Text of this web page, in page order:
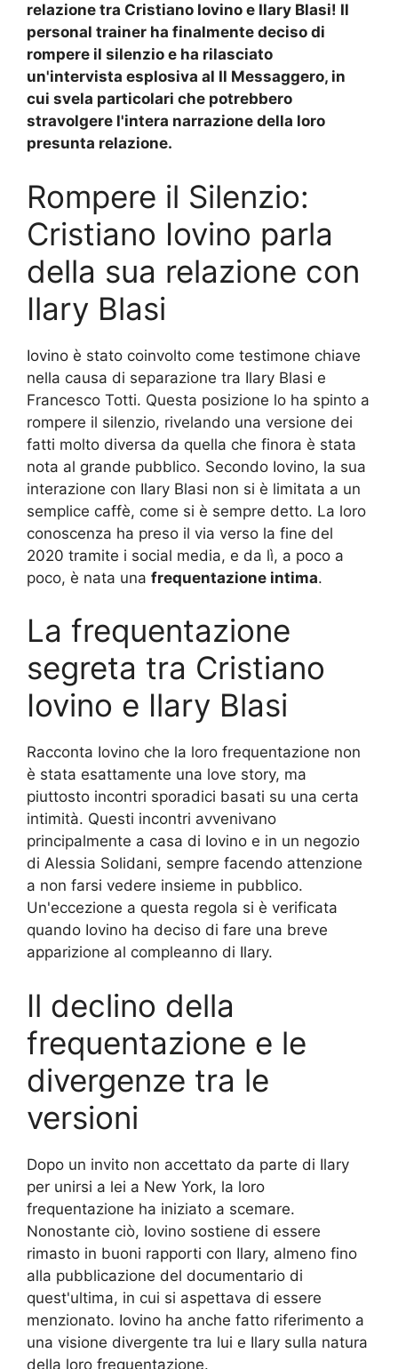
relazione tra Cristiano Iovino e Ilary Blasi! Il
personal trainer ha finalmente deciso di
rompere il silenzio e ha rilasciato
un'intervista esplosiva al Il Messaggero, in
cui svela particolari che potrebbero
stravolgere l'intera narrazione della loro
presunta relazione.
Rompere il Silenzio:
Cristiano Iovino parla
della sua relazione con
Ilary Blasi
Iovino è stato coinvolto come testimone chiave
nella causa di separazione tra Ilary Blasi e
Francesco Totti. Questa posizione lo ha spinto a
rompere il silenzio, rivelando una versione dei
fatti molto diversa da quella che finora è stata
nota al grande pubblico. Secondo Iovino, la sua
interazione con Ilary Blasi non si è limitata a un
semplice caffè, come si è sempre detto. La loro
conoscenza ha preso il via verso la fine del
2020 tramite i social media, e da lì, a poco a
poco, è nata una frequentazione intima.
La frequentazione
segreta tra Cristiano
Iovino e Ilary Blasi
Racconta Iovino che la loro frequentazione non
è stata esattamente una love story, ma
piuttosto incontri sporadici basati su una certa
intimità. Questi incontri avvenivano
principalmente a casa di Iovino e in un negozio
di Alessia Solidani, sempre facendo attenzione
a non farsi vedere insieme in pubblico.
Un'eccezione a questa regola si è verificata
quando Iovino ha deciso di fare una breve
apparizione al compleanno di Ilary.
Il declino della
frequentazione e le
divergenze tra le
versioni
Dopo un invito non accettato da parte di Ilary
per unirsi a lei a New York, la loro
frequentazione ha iniziato a scemare.
Nonostante ciò, Iovino sostiene di essere
rimasto in buoni rapporti con Ilary, almeno fino
alla pubblicazione del documentario di
quest'ultima, in cui si aspettava di essere
menzionato. Iovino ha anche fatto riferimento a
una visione divergente tra lui e Ilary sulla natura
della loro frequentazione.